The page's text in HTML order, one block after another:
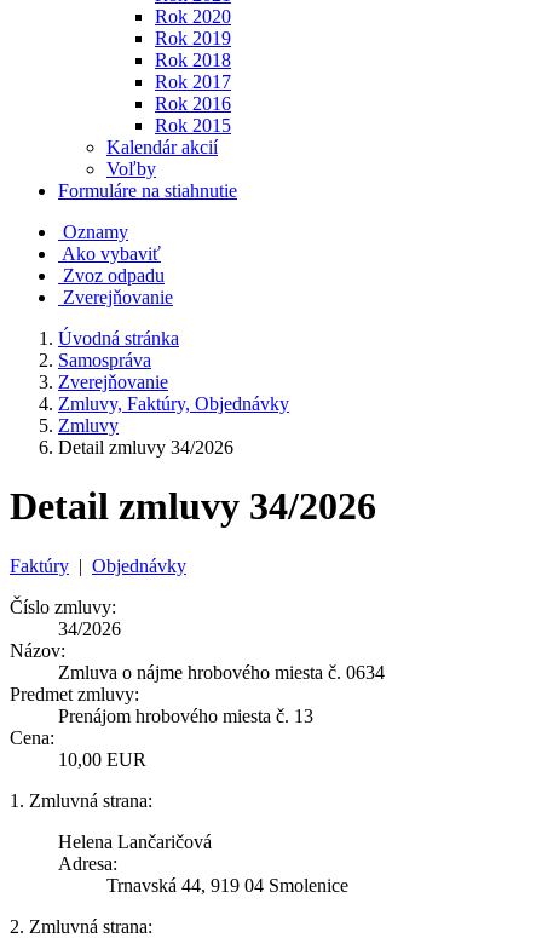
Rok 2020
Rok 2019
Rok 2018
Rok 2017
Rok 2016
Rok 2015
Kalendár akcií
Voľby
Formuláre na stiahnutie
Oznamy
Ako vybaviť
Zvoz odpadu
Zverejňovanie
Úvodná stránka
Samospráva
Zverejňovanie
Zmluvy, Faktúry, Objednávky
Zmluvy
Detail zmluvy 34/2026
Detail zmluvy 34/2026
Faktúry | Objednávky
Číslo zmluvy:
34/2026
Názov:
Zmluva o nájme hrobového miesta č. 0634
Predmet zmluvy:
Prenájom hrobového miesta č. 13
Cena:
10,00 EUR
1. Zmluvná strana:
Helena Lančaričová
Adresa:
Trnavská 44, 919 04 Smolenice
2. Zmluvná strana: